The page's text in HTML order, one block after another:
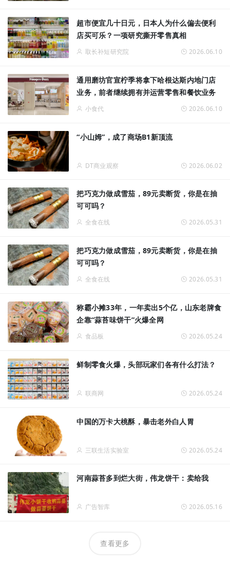
超市便宜几十日元，日本人为什么偏去便利
店买可乐？一项研究撕开零售真相
取长补短研究院 2026.06.10
通用磨坊官宣柠季将拿下哈根达斯内地门店
业务，前者继续拥有并运营零售和餐饮业务
小食代 2026.06.10
“小山姆”，成了商场B1新顶流
DT商业观察 2026.06.02
把巧克力做成雪茄，89元卖断货，你是在抽
可可吗？
全食在线 2026.05.31
把巧克力做成雪茄，89元卖断货，你是在抽
可可吗？
全食在线 2026.05.31
称霸小摊33年，一年卖出5个亿，山东老牌食
企靠“蒜苔味饼干”火爆全网
食品板 2026.05.24
鲜制零食火爆，头部玩家们各有什么打法？
联商网 2026.05.24
中国的万卡大桃酥，暴击老外白人胃
三联生活实验室 2026.05.24
河南蒜苔多到烂大街，伟龙饼干：卖给我
广告智库 2026.05.16
查看更多